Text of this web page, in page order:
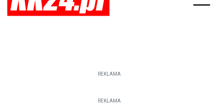
REKLAMA
REKLAMA